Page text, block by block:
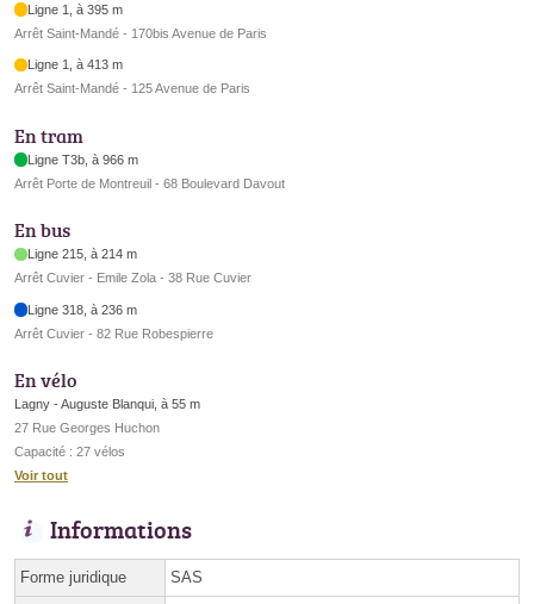
Ligne 1, à 395 m
Arrêt Saint-Mandé - 170bis Avenue de Paris
Ligne 1, à 413 m
Arrêt Saint-Mandé - 125 Avenue de Paris
En tram
Ligne T3b, à 966 m
Arrêt Porte de Montreuil - 68 Boulevard Davout
En bus
Ligne 215, à 214 m
Arrêt Cuvier - Emile Zola - 38 Rue Cuvier
Ligne 318, à 236 m
Arrêt Cuvier - 82 Rue Robespierre
En vélo
Lagny - Auguste Blanqui, à 55 m
27 Rue Georges Huchon
Capacité : 27 vélos
Voir tout
Informations
Forme juridique SAS